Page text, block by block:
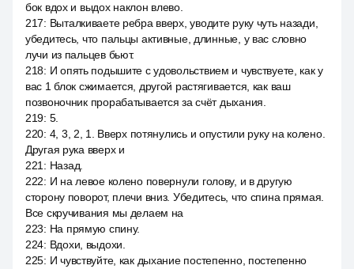
бок вдох и выдох наклон влево.
217: Выталкиваете ребра вверх, уводите руку чуть назади,
убедитесь, что пальцы активные, длинные, у вас словно
лучи из пальцев бьют.
218: И опять подышите с удовольствием и чувствуете, как у
вас 1 блок сжимается, другой растягивается, как ваш
позвоночник прорабатывается за счёт дыхания.
219: 5.
220: 4, 3, 2, 1. Вверх потянулись и опустили руку на колено.
Другая рука вверх и
221 : Назад.
222: И на левое колено повернули голову, и в другую
сторону поворот, плечи вниз. Убедитесь, что спина прямая.
Все скручивания мы делаем на
223: На прямую спину.
224: Вдохи, выдохи.
225: И чувствуйте, как дыхание постепенно, постепенно